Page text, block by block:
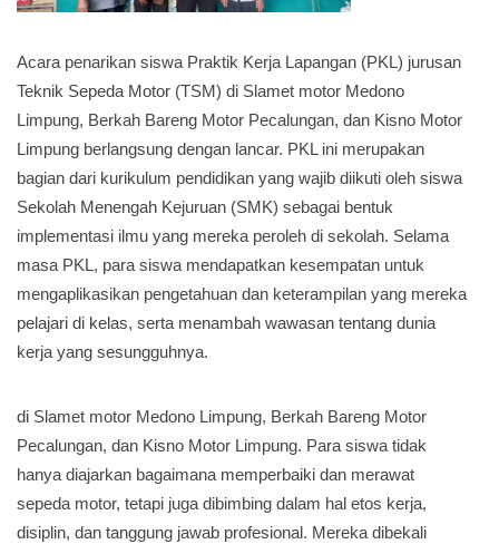
Acara penarikan siswa Praktik Kerja Lapangan (PKL) jurusan
Teknik Sepeda Motor (TSM) di Slamet motor Medono
Limpung, Berkah Bareng Motor Pecalungan, dan Kisno Motor
Limpung berlangsung dengan lancar. PKL ini merupakan
bagian dari kurikulum pendidikan yang wajib diikuti oleh siswa
Sekolah Menengah Kejuruan (SMK) sebagai bentuk
implementasi ilmu yang mereka peroleh di sekolah. Selama
masa PKL, para siswa mendapatkan kesempatan untuk
mengaplikasikan pengetahuan dan keterampilan yang mereka
pelajari di kelas, serta menambah wawasan tentang dunia
kerja yang sesungguhnya.
di Slamet motor Medono Limpung, Berkah Bareng Motor
Pecalungan, dan Kisno Motor Limpung. Para siswa tidak
hanya diajarkan bagaimana memperbaiki dan merawat
sepeda motor, tetapi juga dibimbing dalam hal etos kerja,
disiplin, dan tanggung jawab profesional. Mereka dibekali